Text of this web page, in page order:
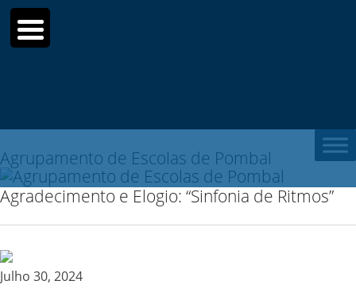
Agrupamento de Escolas de Pombal
Agradecimento e Elogio: “Sinfonia de Ritmos”
Julho 30, 2024